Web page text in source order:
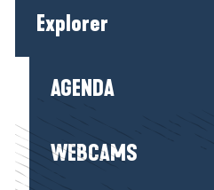
Explorer
AGENDA
WEBCAMS